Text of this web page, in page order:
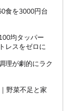
食を3000円台
均タッパー
レスをゼロに
理が劇的にラク
野菜不足と家